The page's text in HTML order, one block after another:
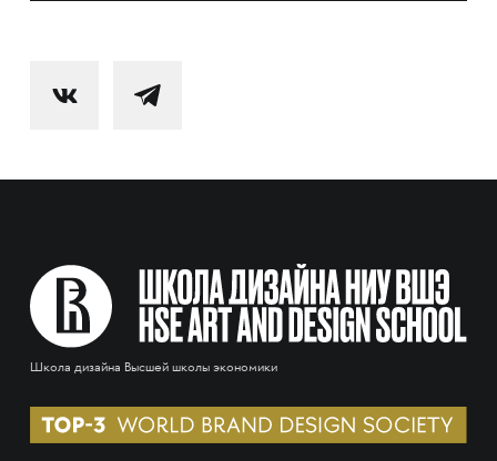
Школа дизайна Высшей школы экономики